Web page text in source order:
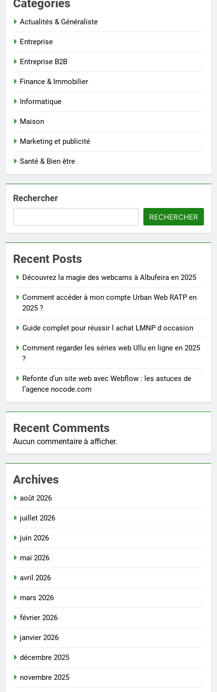
Categories
Actualités & Généraliste
Entreprise
Entreprise B2B
Finance & Immobilier
Informatique
Maison
Marketing et publicité
Santé & Bien être
Rechercher
RECHERCHER
Recent Posts
Découvrez la magie des webcams à Albufeira en 2025
Comment accéder à mon compte Urban Web RATP en
2025 ?
Guide complet pour réussir l achat LMNP d occasion
Comment regarder les séries web Ullu en ligne en 2025
?
Refonte d’un site web avec Webflow : les astuces de
l’agence nocode.com
Recent Comments
Aucun commentaire à afficher.
Archives
août 2026
juillet 2026
juin 2026
mai 2026
avril 2026
mars 2026
février 2026
janvier 2026
décembre 2025
novembre 2025